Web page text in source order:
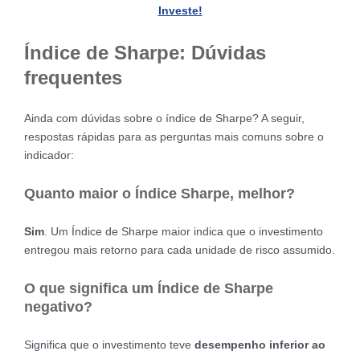
Investe!
Índice de Sharpe: Dúvidas
frequentes
Ainda com dúvidas sobre o índice de Sharpe? A seguir,
respostas rápidas para as perguntas mais comuns sobre o
indicador:
Quanto maior o Índice Sharpe, melhor?
Sim. Um Índice de Sharpe maior indica que o investimento
entregou mais retorno para cada unidade de risco assumido.
O que significa um Índice de Sharpe
negativo?
Significa que o investimento teve desempenho inferior ao